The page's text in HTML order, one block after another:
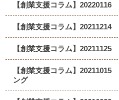
【創業支援コラム】
【創業支援コラム】
【創業支援コラム】20211125
【創業支援コラム】
ング